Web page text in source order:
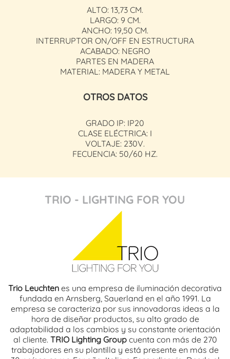
ALTO: 13,73 CM.
LARGO: 9 CM.
ANCHO: 19,50 CM.
INTERRUPTOR ON/OFF EN ESTRUCTURA
ACABADO: NEGRO
PARTES EN MADERA
MATERIAL: MADERA Y METAL
OTROS DATOS
GRADO IP: IP20
CLASE ELÉCTRICA: I
VOLTAJE: 230V.
FECUENCIA: 50/60 HZ.
TRIO - LIGHTING FOR YOU
Trio Leuchten es una empresa de iluminación decorativa
fundada en Arnsberg, Sauerland en el año 1991. La
empresa se caracteriza por sus innovadoras ideas a la
hora de diseñar productos, su alto grado de
adaptabilidad a los cambios y su constante orientación
al cliente. TRIO Lighting Groupcuenta con más de 270
trabajadores en su plantilla y está presente en más de